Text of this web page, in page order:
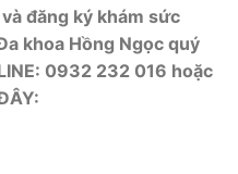
đăng ký khám sức
khoa Hồng Ngọc quý
0932 232 016 hoặc